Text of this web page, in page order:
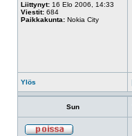
Liittynyt: 16 Elo 2006, 14:33
Viestit: 684
Paikkakunta: Nokia City
Ylös
Sun